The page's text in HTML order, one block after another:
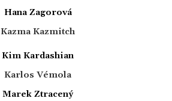
Hana Zagorová
Kazma Kazmitch
Kim Kardashian
Karlos Vémola
Marek Ztracený